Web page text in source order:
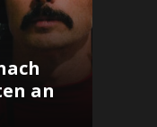
an